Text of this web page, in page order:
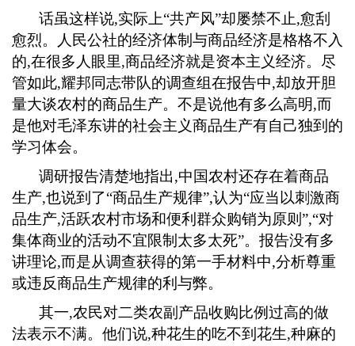
话虽这样说,实际上“共产风”却屡禁不止,愈刮
愈烈。人民公社的经济体制与商品经济是格格不入
的,在很多人眼里,商品经济就是资本主义经济。尽
管如此,耀邦同志带队的调查组在报告中,却放开胆
量大谈农村的商品生产。不是说他有多么高明,而
是他对毛泽东讲的社会主义商品生产有自己独到的
学习体会。
调研报告清楚地指出,中国农村还存在着商品
生产,也说到了“商品生产规律”,认为“应当以刺激商
品生产,活跃农村市场和便利群众购销为原则”,“对
集体商业的活动不宜限制太多太死”。报告没有多
讲理论,而是从调查获得的第一手材料中,分析尊重
或违反商品生产规律的利与弊。
其一,农民对二类农副产品收购比例过高的做
法表示不满。他们说,种花生的吃不到花生,种麻的